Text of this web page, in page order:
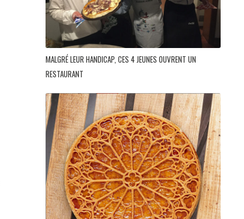
MALGRÉ LEUR HANDICAP, CES 4 JEUNES OUVRENT UN
RESTAURANT